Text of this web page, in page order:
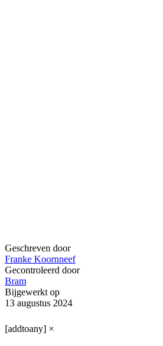
Geschreven door
Franke Koornneef
Gecontroleerd door
Bram
Bijgewerkt op
13 augustus 2024
[addtoany] ×